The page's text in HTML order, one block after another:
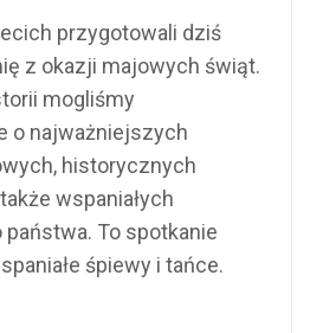
przygotowali dziś
z okazji majowych świąt.
mogliśmy
o najważniejszych
historycznych
wspaniałych
To spotkanie
śpiewy i tańce.